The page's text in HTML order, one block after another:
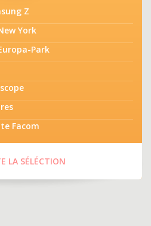
Z
York
Park
Facom
LA SÉLÉCTION